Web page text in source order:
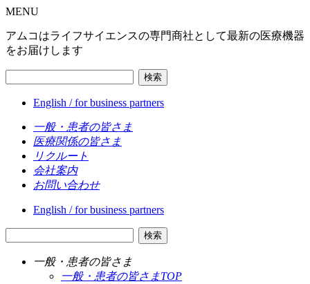
MENU
アムコはライフサイエンスの専門商社として最新の医療機器
をお届けします
検索
English / for business partners
一般・患者の皆さま
医療関係の皆さま
リクルート
会社案内
お問い合わせ
English / for business partners
検索
一般・患者の皆さま
一般・患者の皆さまTOP